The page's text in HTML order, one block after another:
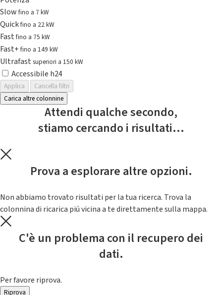
Slowfino a 7 kW
Quickfino a 22 kW
Fastfino a 75 kW
Fast+fino a 149 kW
Ultrafast superiori a 150 kW
Accessibile h24
Applica
Cancella filtri
Carica altre colonnine
Attendi qualche secondo,
stiamo cercando i risultati...
Prova a esplorare altre opzioni.
Non abbiamo trovato risultati per la tua ricerca. Trova la
colonnina di ricarica piú vicina a te direttamente sulla mappa.
C'è un problema con il recupero dei
dati.
Per favore riprova.
Riprova